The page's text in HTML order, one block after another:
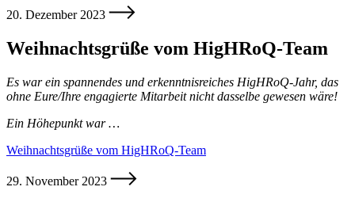
20. Dezember 2023
Weihnachtsgrüße vom HigHRoQ-Team
Es war ein spannendes und erkenntnisreiches HigHRoQ-Jahr, das
ohne Eure/Ihre engagierte Mitarbeit nicht dasselbe gewesen wäre!
Ein Höhepunkt war …
Weihnachtsgrüße vom HigHRoQ-Team
29. November 2023